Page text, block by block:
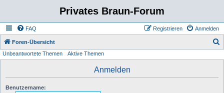
Privates Braun-Forum
FAQ Anmelden
Registrieren
Foren-Übersicht
Unbeantwortete Themen Aktive Themen
Anmelden
Benutzername: